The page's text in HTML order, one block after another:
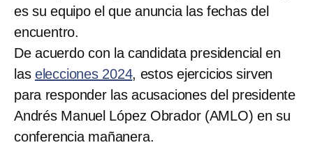
es su equipo el que anuncia las fechas del
encuentro.
De acuerdo con la candidata presidencial en
las elecciones 2024, estos ejercicios sirven
para responder las acusaciones del presidente
Andrés Manuel López Obrador (AMLO) en su
conferencia mañanera.